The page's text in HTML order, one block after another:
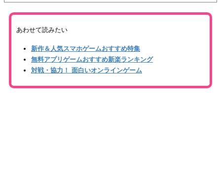
あわせて読みたい
新作＆人気スマホゲームおすすめ特集
無料アプリゲームおすすめ新楽ランキング
対戦・協力！ 面白いオンラインゲーム